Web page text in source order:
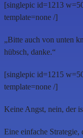
[singlepic id=1213
template=none /]
„Bitte auch von unten
hübsch, danke.“
[singlepic id=1215
template=none /]
Keine Angst, nein, der
Eine einfache Strategie,